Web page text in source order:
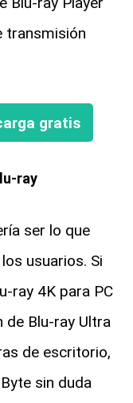
transmisión
gratis
ray
ser lo que
usuarios. Si
ray 4K para PC
Blu-ray Ultra
de escritorio,
sin duda